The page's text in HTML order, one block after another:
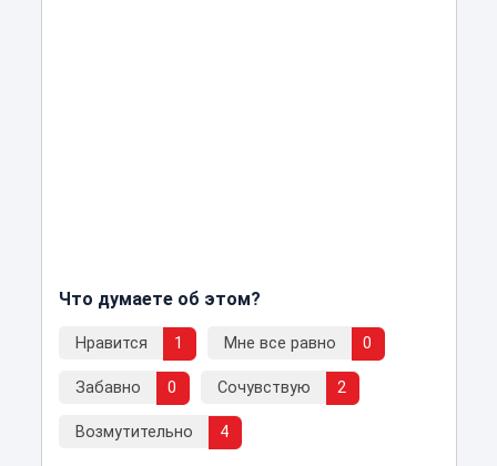
Что думаете об этом?
Нравится 1 Мне все равно 0
Забавно 0 Сочувствую 2
Возмутительно 4